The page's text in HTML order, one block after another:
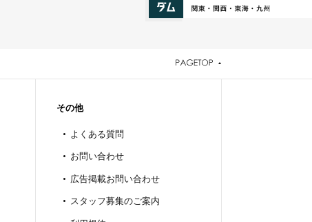
その他
よくある質問
お問い合わせ
広告掲載お問い合わせ
スタッフ募集のご案内